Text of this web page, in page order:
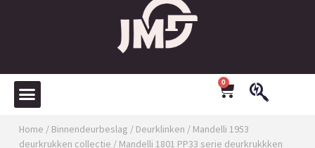
0
Home / Binnendeurbeslag / Deurklinken / Mandelli 1953
deurkrukken collectie / Mandelli 1801 PP33 serie deurkrukkken